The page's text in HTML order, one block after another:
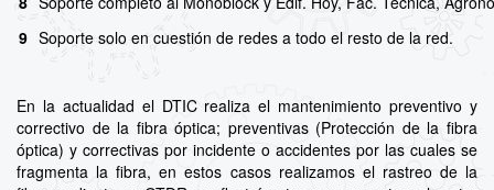
9 Soporte solo en cuestión de redes a todo el resto de la red.
En la actualidad el DTIC realiza el mantenimiento preventivo y
correctivo de la fibra óptica; preventivas (Protección de la fibra
óptica) y correctivas por incidente o accidentes por las cuales se
fragmenta la fibra, en estos casos realizamos el rastreo de la